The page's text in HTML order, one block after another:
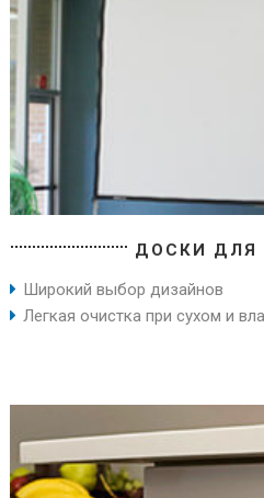
ДОСКИ ДЛЯ
Широкий выбор дизайнов
Легкая очистка при сухом и